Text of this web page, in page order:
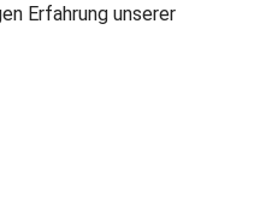
Erfahrung unserer